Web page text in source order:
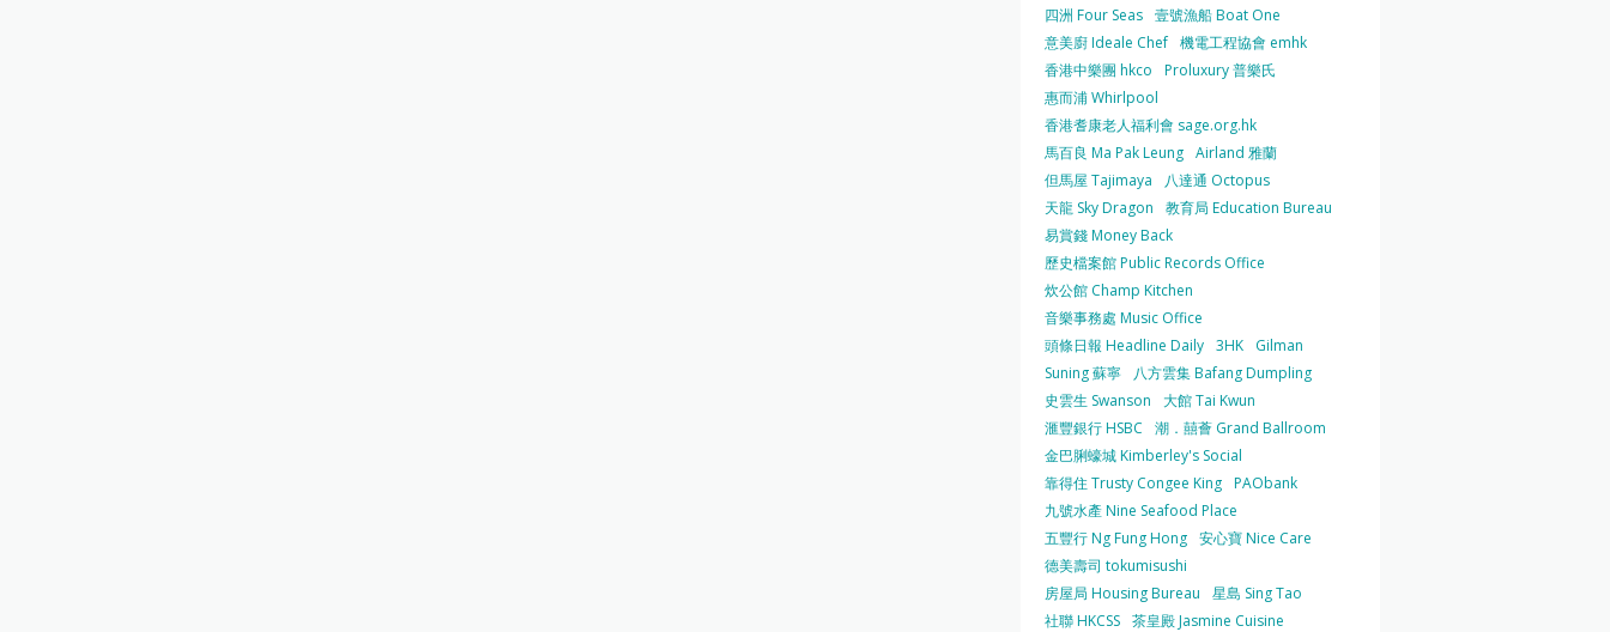
四洲 Four Seas 壹號漁船 Boat One
意美廚 Ideale Chef 機電工程協會 emhk
香港中樂團 hkco
Proluxury 普樂氏
惠而浦 Whirlpool
香港耆康老人福利會 sage.org.hk
馬百良 Ma Pak Leung Airland 雅蘭
但馬屋 Tajimaya
八達通 Octopus
天龍 Sky Dragon
教育局 Education Bureau
易賞錢 Money Back
歷史檔案館 Public Records Office
炊公館 Champ Kitchen
音樂事務處 Music Office
頭條日報 Headline Daily 3HK
Gilman
Suning 蘇寧
八方雲集 Bafang Dumpling
史雲生 Swanson
大館 Tai Kwun
滙豐銀行 HSBC
潮．囍薈 Grand Ballroom
金巴脷蠔城 Kimberley's Social
靠得住 Trusty Congee King PAObank
九號水產 Nine Seafood Place
五豐行 Ng Fung Hong 安心寶 Nice Care
德美壽司 tokumisushi
房屋局 Housing Bureau
星島 Sing Tao
社聯 HKCSS 茶皇殿 Jasmine Cuisine